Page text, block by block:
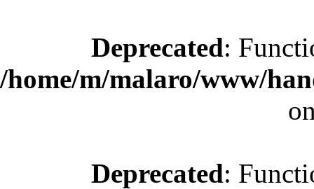
Deprecated:
/home/m/malaro/www/
Deprecated: